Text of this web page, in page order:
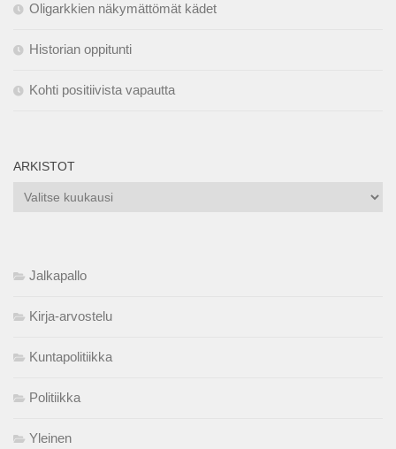
Oligarkkien näkymättömät kädet
Historian oppitunti
Kohti positiivista vapautta
ARKISTOT
Arkistot
Jalkapallo
Kirja-arvostelu
Kuntapolitiikka
Politiikka
Yleinen